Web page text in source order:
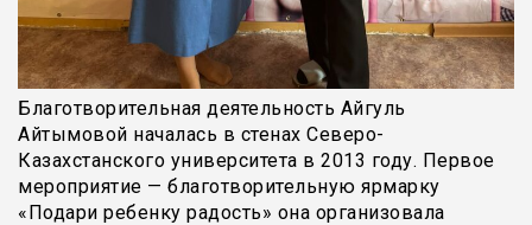
Благотворительная деятельность Айгуль
Айтымовой началась в стенах Северо-
Казахстанского университета в 2013 году. Первое
мероприятие — благотворительную ярмарку
«Подари ребенку радость» она организовала